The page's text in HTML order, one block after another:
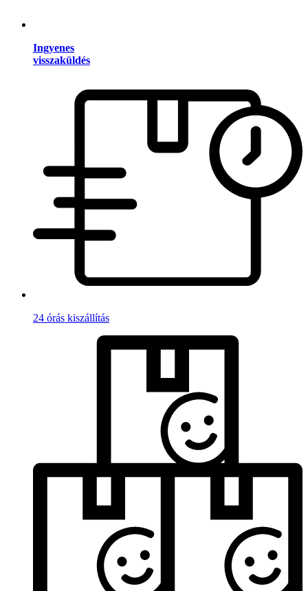
Ingyenes
visszaküldés
24 órás kiszállítás